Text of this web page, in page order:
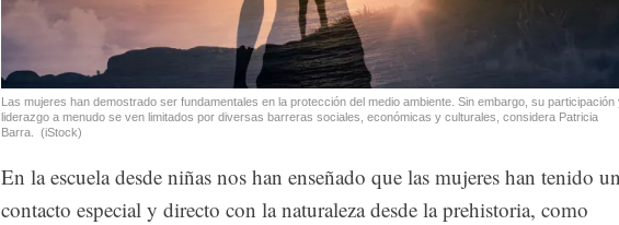
Las mujeres han demostrado ser fundamentales en la protección del medio ambiente. Sin embargo, su participación
liderazgo a menudo se ven limitados por diversas barreras sociales, económicas y culturales, considera Patricia
Barra. (iStock)
En la escuela desde niñas nos han enseñado que las mujeres han tenido
contacto especial y directo con la naturaleza desde la prehistoria, como